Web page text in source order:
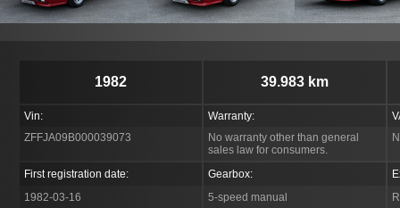
1982 39.983 km
Vin:
ZFFJA09B000039073
Warranty:
No warranty other than general
sales law for consumers.
First registration date:
1982-03-16
Gearbox:
5-speed manual